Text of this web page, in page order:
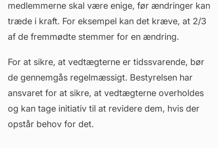
medlemmerne skal være enige, før ændringer kan
træde i kraft. For eksempel kan det kræve, at 2/3
af de fremmødte stemmer for en ændring.
For at sikre, at vedtægterne er tidssvarende, bør
de gennemgås regelmæssigt. Bestyrelsen har
ansvaret for at sikre, at vedtægterne overholdes
og kan tage initiativ til at revidere dem, hvis der
opstår behov for det.